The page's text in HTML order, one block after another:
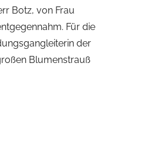
Botz, von Frau
Für die
der
Blumenstrauß